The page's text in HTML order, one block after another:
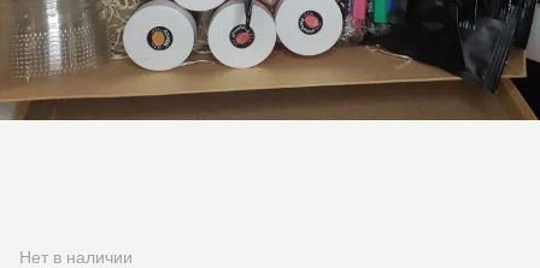
Нет в наличии